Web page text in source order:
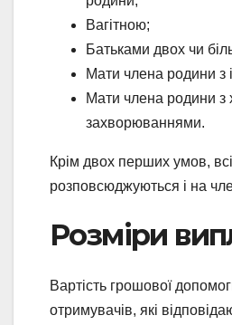
Вагітною;
Батьками двох чи
Мати члена родини з
Мати члена родини з
захворюваннями.
Крім двох перших умов, всі
розповсюджуються і на
Розміри
Вартість грошової
отримувачів, які